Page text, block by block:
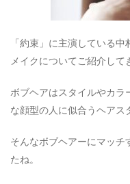
「約束」に主演している
メイクについてご紹介して
ボブヘアはスタイルやカラ
な顔型の人に似合うヘアス
そんなボブヘアーにマッチ
たね。